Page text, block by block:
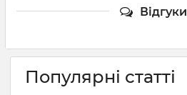
Відгуки
Популярні статті